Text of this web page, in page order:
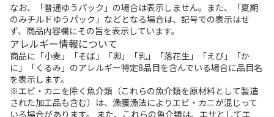
なお、「普通ゆうパック」の場合は表示しません。また、「夏期
のみチルドゆうパック」などとなる場合は、記号での表示はせ
ず、商品内容欄にその旨を表示しています。
アレルギー情報について
商品に「小麦」「そば」「卵」「乳」「落花生」「えび」「か
に」「くるみ」のアレルギー特定8品目を含んでいる場合に品目名
を表示します。
※エビ・カニを除く魚介類（これらの魚介類を原材料として製造
された加工品も含む）は、漁獲漁法によりエビ・カニが混じって
いる場合があります。 また、これらの魚介類は、エサとしてエ